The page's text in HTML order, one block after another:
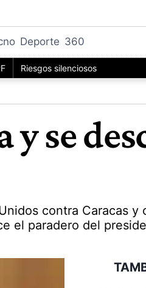
Deporte 360
Riesgos silenciosos
se
contra Caracas y
el paradero del